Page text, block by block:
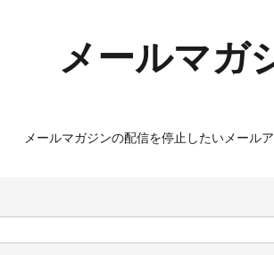
メールマガ
メールマガジンの配信を停止したいメール